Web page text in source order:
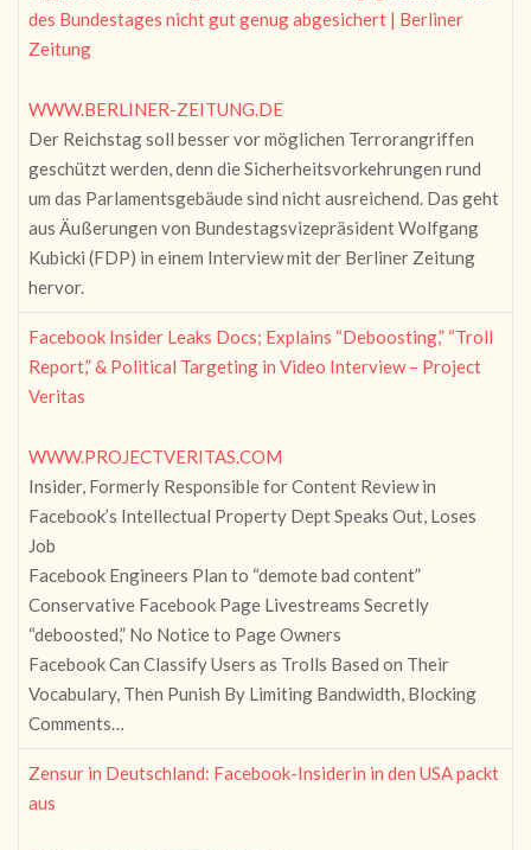
des Bundestages nicht gut genug abgesichert | Berliner
Zeitung
WWW.BERLINER-ZEITUNG.DE
Der Reichstag soll besser vor möglichen Terrorangriffen
geschützt werden, denn die Sicherheitsvorkehrungen rund
um das Parlamentsgebäude sind nicht ausreichend. Das geht
aus Äußerungen von Bundestagsvizepräsident Wolfgang
Kubicki (FDP) in einem Interview mit der Berliner Zeitung
hervor.
Facebook Insider Leaks Docs; Explains “Deboosting,” “Troll
Report,” & Political Targeting in Video Interview – Project
Veritas
WWW.PROJECTVERITAS.COM
Insider, Formerly Responsible for Content Review in
Facebook’s Intellectual Property Dept Speaks Out, Loses
Job
Facebook Engineers Plan to “demote bad content”
Conservative Facebook Page Livestreams Secretly
“deboosted,” No Notice to Page Owners
Facebook Can Classify Users as Trolls Based on Their
Vocabulary, Then Punish By Limiting Bandwidth, Blocking
Comments…
Zensur in Deutschland: Facebook-Insiderin in den USA packt
aus